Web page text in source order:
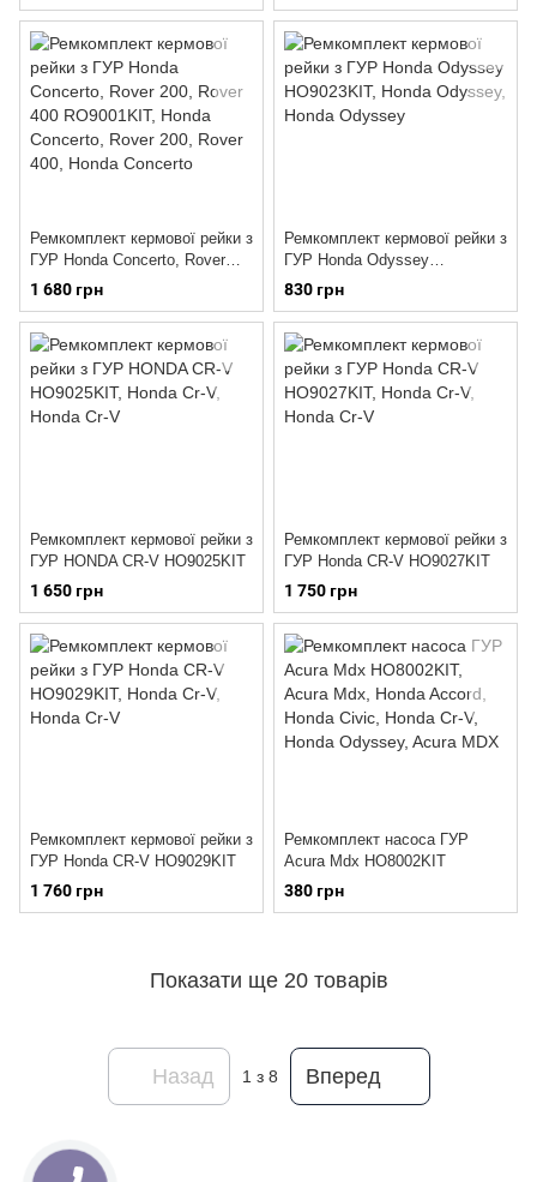
Ремкомплект кермової рейки з
ГУР Honda Concerto, Rover
200, Rover 400 RO9001KIT
1 680 грн
Ремкомплект кермової рейки з
ГУР Honda Odyssey
HO9023KIT
830 грн
Ремкомплект кермової рейки з
ГУР HONDA CR-V HO9025KIT
1 650 грн
Ремкомплект кермової рейки з
ГУР Honda CR-V HO9027KIT
1 750 грн
Ремкомплект кермової рейки з
ГУР Honda CR-V HO9029KIT
1 760 грн
Ремкомплект насоса ГУР
Acura Mdx HO8002KIT
380 грн
Показати ще 20 товарів
Назад 1 з 8 Вперед